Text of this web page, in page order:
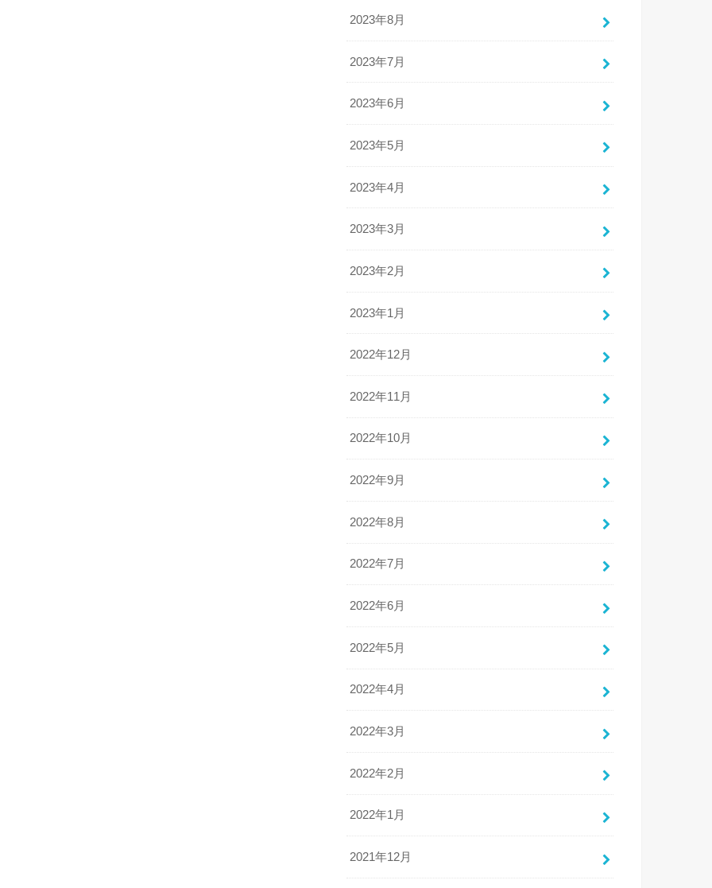
2023年8月
2023年7月
2023年6月
2023年5月
2023年4月
2023年3月
2023年2月
2023年1月
2022年12月
2022年11月
2022年10月
2022年9月
2022年8月
2022年7月
2022年6月
2022年5月
2022年4月
2022年3月
2022年2月
2022年1月
2021年12月